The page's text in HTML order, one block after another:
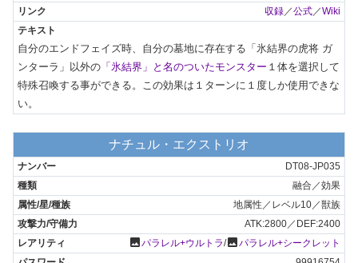
収録 ／公式 ／Wiki
自分のエンドフェイズ時、自分の墓地に存在する「氷結界の虎将 ガ
ンターラ」以外の 「氷結界」と名のついたモンスター １体を選択して
特殊召喚する事ができる。この効果は１ターンに１度しか使用できな
い。
ナチュル・エクストリオ
DT08-JP035
融合／効果
地属性／レベル10／獣族
ATK:2800／DEF:2400
photoパラレル+ウルトラ/photoパラレル+シークレット